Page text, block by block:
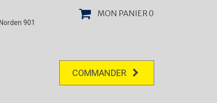
901
MON PANIER0
COMMANDER